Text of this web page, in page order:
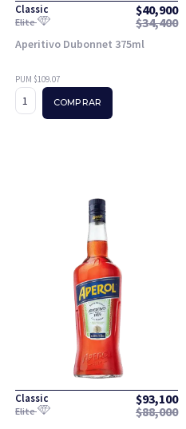
Classic $40,900
Elite $34,400
Aperitivo Dubonnet 375ml
PUM $109.07
COMPRAR
Classic $93,100
Elite $88,000